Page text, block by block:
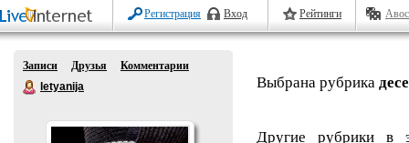
Регистрация Вход Рейтинги
Записи Друзья
Комментарии
letyanija
Выбрана рубрика
Другие рубрики в